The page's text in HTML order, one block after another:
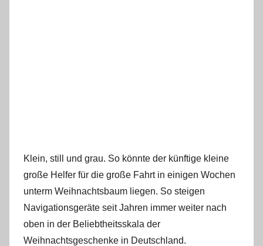
Klein, still und grau. So könnte der künftige kleine
große Helfer für die große Fahrt in einigen Wochen
unterm Weihnachtsbaum liegen. So steigen
Navigationsgeräte seit Jahren immer weiter nach
oben in der Beliebtheitsskala der
Weihnachtsgeschenke in Deutschland.